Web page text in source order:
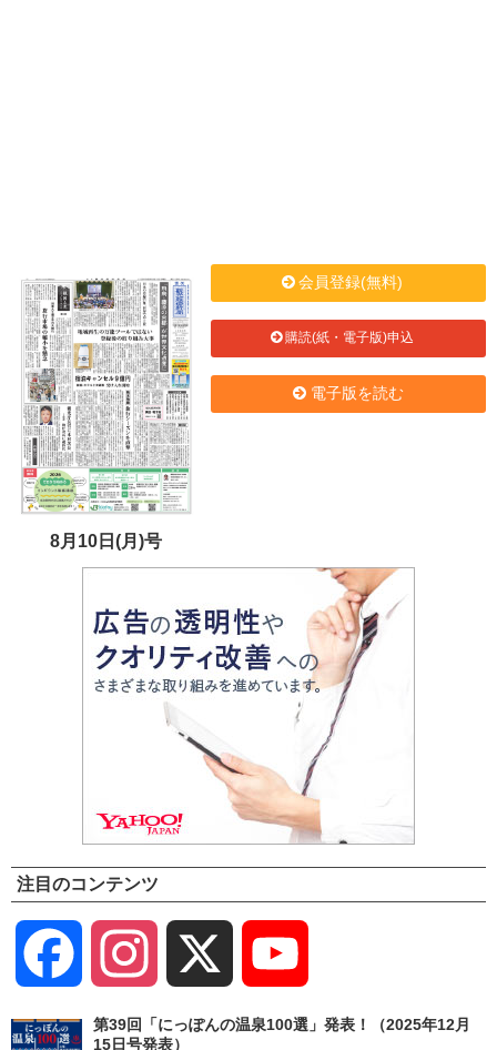
8月10日(月)号
会員登録(無料)
購読(紙・電子版)申込
電子版を読む
注目のコンテンツ
Facebook Instagram
Channel
第39回「にっぽんの温泉100選」発表！（2025年12月
15日号発表）